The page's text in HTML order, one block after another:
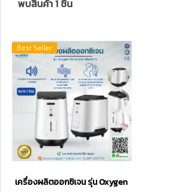
พบสินค้า 1 ชิ้น
Best Seller
เครื่องผลิตออกซิเจน รุ่น Oxygen Concentrator